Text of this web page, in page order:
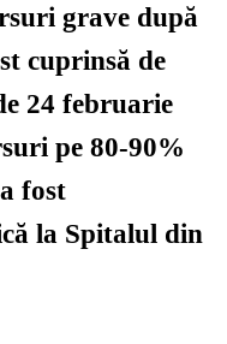
grave după
cuprinsă de
24 februarie
pe 80-90%
fost
la Spitalul din